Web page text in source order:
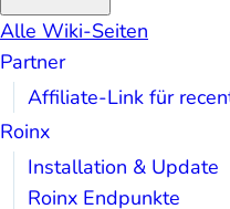
Alle Wiki-Seiten
Partner
Affiliate-Link für
Roinx
Installation & Update
Roinx Endpunkte